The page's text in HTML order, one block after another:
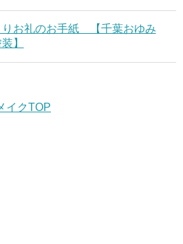
りお礼のお手紙 【千葉おゆみ
】
イクTOP